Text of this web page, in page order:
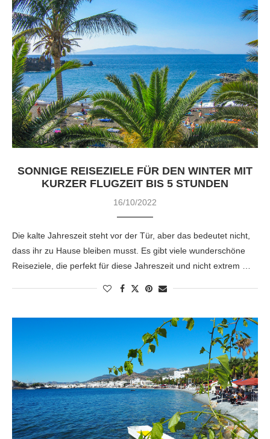
SONNIGE REISEZIELE FÜR DEN WINTER MIT
KURZER FLUGZEIT BIS 5 STUNDEN
16/10/2022
Die kalte Jahreszeit steht vor der Tür, aber das bedeutet nicht,
dass ihr zu Hause bleiben musst. Es gibt viele wunderschöne
Reiseziele, die perfekt für diese Jahreszeit und nicht extrem …